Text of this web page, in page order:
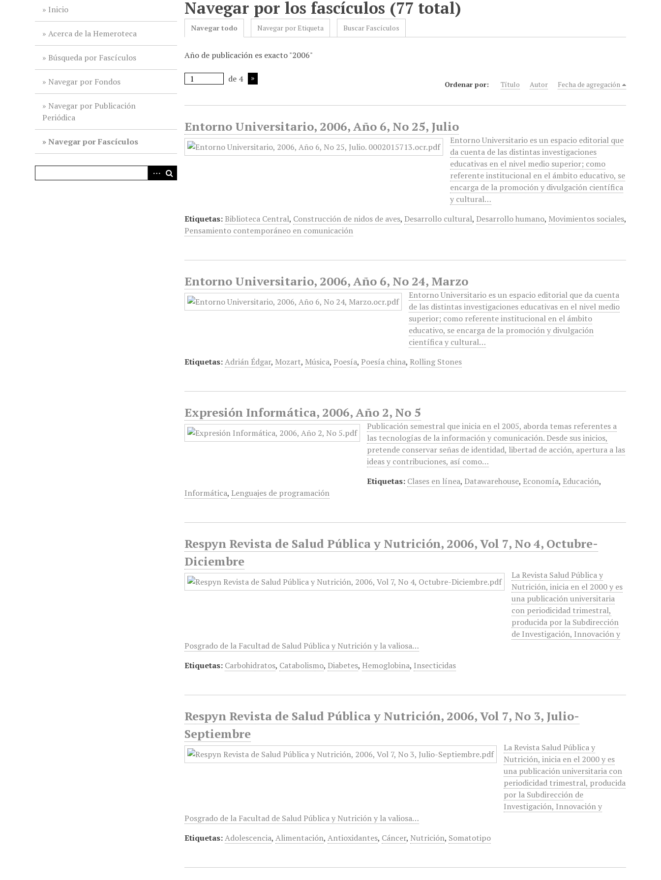
Inicio
Acerca de la Hemeroteca
Búsqueda por Fascículos
Navegar por Fondos
Navegar por Publicación
Periódica
Navegar por Fascículos
Navegar por los fascículos (77 total)
Navegar todo Navegar por Etiqueta Buscar Fascículos
Año de publicación es exacto "2006"
de 4
Ordenar por: Título Autor Fecha de agregación
Entorno Universitario, 2006, Año 6, No 25, Julio
Entorno Universitario es un espacio editorial que
da cuenta de las distintas investigaciones
educativas en el nivel medio superior; como
referente institucional en el ámbito educativo, se
encarga de la promoción y divulgación científica
y cultural…
Etiquetas: Biblioteca Central, Construcción de nidos de aves, Desarrollo cultural, Desarrollo humano, Movimientos sociales,
Pensamiento contemporáneo en comunicación
Entorno Universitario, 2006, Año 6, No 24, Marzo
Entorno Universitario es un espacio editorial que da cuenta
de las distintas investigaciones educativas en el nivel medio
superior; como referente institucional en el ámbito
educativo, se encarga de la promoción y divulgación
científica y cultural…
Etiquetas:Adrián Édgar, Mozart, Música, Poesía, Poesía china, Rolling Stones
Expresión Informática, 2006, Año 2, No 5
Publicación semestral que inicia en el 2005, aborda temas referentes a
las tecnologías de la información y comunicación. Desde sus inicios,
pretende conservar señas de identidad, libertad de acción, apertura a las
ideas y contribuciones, así como…
Etiquetas: Clases en línea, Datawarehouse, Economía, Educación,
Informática, Lenguajes de programación
Respyn Revista de Salud Pública y Nutrición, 2006, Vol 7, No 4, Octubre-
Diciembre
La Revista Salud Pública y
Nutrición, inicia en el 2000 y es
una publicación universitaria
con periodicidad trimestral,
producida por la Subdirección
de Investigación, Innovación y
Posgrado de la Facultad de Salud Pública y Nutrición y la valiosa…
Etiquetas: Carbohidratos, Catabolismo, Diabetes, Hemoglobina, Insecticidas
Respyn Revista de Salud Pública y Nutrición, 2006, Vol 7, No 3, Julio-
Septiembre
La Revista Salud Pública y
Nutrición, inicia en el 2000 y es
una publicación universitaria con
periodicidad trimestral, producida
por la Subdirección de
Investigación, Innovación y
Posgrado de la Facultad de Salud Pública y Nutrición y la valiosa…
Etiquetas:Adolescencia,Alimentación,Antioxidantes, Cáncer, Nutrición, Somatotipo